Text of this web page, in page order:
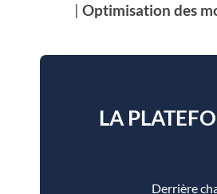
|Optimisation des
LA
Derrière